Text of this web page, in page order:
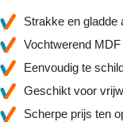
Strakke en gladde
Vochtwerend MDF
Eenvoudig te
Geschikt voor
Scherpe prijs ten